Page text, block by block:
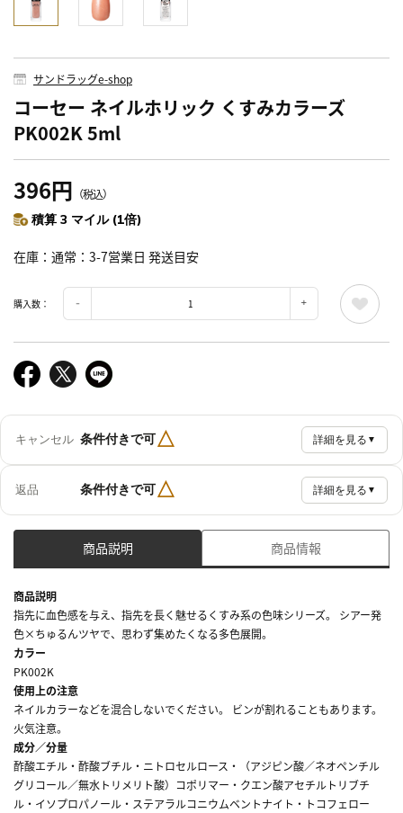
サンドラッグe-shop
コーセー ネイルホリック くすみカラーズ
PK002K 5ml
396円 （税込）
積算 3 マイル (1倍)
在庫 通常：3-7営業日 発送目安
購入数：
キャンセル 条件付きで可△ 詳細を見る ▼
返品 条件付きで可△ 詳細を見る ▼
商品説明 商品情報
商品説明
指先に血色感を与え、指先を長く魅せるくすみ系の色味シリーズ。 シアー発
色×ちゅるんツヤで、思わず集めたくなる多色展開。
カラー
PK002K
使用上の注意
ネイルカラーなどを混合しないでください。 ビンが割れることもあります。
火気注意。
成分／分量
酢酸エチル・酢酸ブチル・ニトロセルロース・（アジピン酸／ネオペンチル
グリコール／無水トリメリト酸）コポリマー・クエン酸アセチルトリブチ
ル・イソプロパノール・ステアラルコニウムベントナイト・トコフェロー